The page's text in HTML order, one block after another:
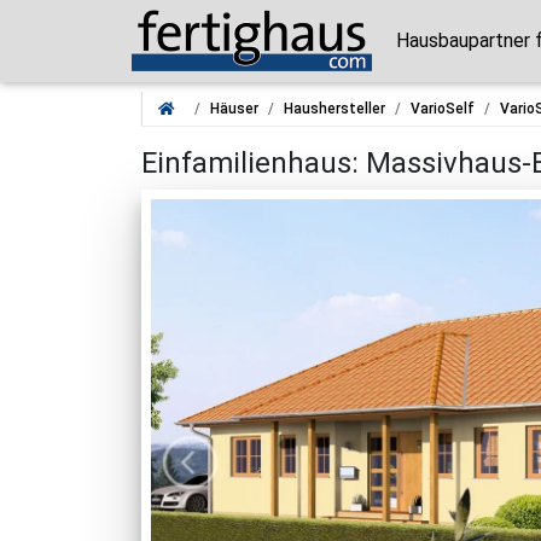
Hausbaupartner
Häuser Haushersteller VarioSelf
Einfamilienhaus: